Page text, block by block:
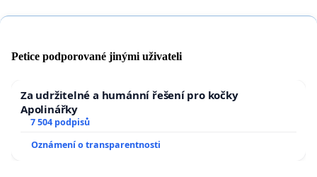
Petice podporované jinými uživateli
Za udržitelné a humánní řešení pro kočky
Apolinářky
7 504 podpisů
Oznámení o transparentnosti